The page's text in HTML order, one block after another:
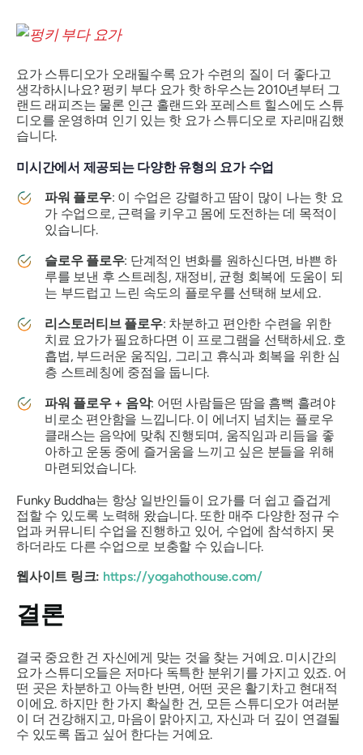
요가 스튜디오가 오래될수록 요가 수련의 질이 더 좋다고
생각하시나요? 펑키 부다 요가 핫 하우스는 2010년부터 그
랜드 래피즈는 물론 인근 홀랜드와 포레스트 힐스에도 스튜
디오를 운영하며 인기 있는 핫 요가 스튜디오로 자리매김했
습니다.
미시간에서 제공되는 다양한 유형의 요가 수업
파워 플로우: 이 수업은 강렬하고 땀이 많이 나는 핫 요
가 수업으로, 근력을 키우고 몸에 도전하는 데 목적이
있습니다.
슬로우 플로우: 단계적인 변화를 원하신다면, 바쁜 하
루를 보낸 후 스트레칭, 재정비, 균형 회복에 도움이 되
는 부드럽고 느린 속도의 플로우를 선택해 보세요.
리스토러티브 플로우: 차분하고 편안한 수련을 위한
치료 요가가 필요하다면 이 프로그램을 선택하세요. 호
흡법, 부드러운 움직임, 그리고 휴식과 회복을 위한 심
층 스트레칭에 중점을 둡니다.
파워 플로우 + 음악: 어떤 사람들은 땀을 흠뻑 흘려야
비로소 편안함을 느낍니다. 이 에너지 넘치는 플로우
클래스는 음악에 맞춰 진행되며, 움직임과 리듬을 좋
아하고 운동 중에 즐거움을 느끼고 싶은 분들을 위해
마련되었습니다.
Funky Buddha는 항상 일반인들이 요가를 더 쉽고 즐겁게
접할 수 있도록 노력해 왔습니다. 또한 매주 다양한 정규 수
업과 커뮤니티 수업을 진행하고 있어, 수업에 참석하지 못
하더라도 다른 수업으로 보충할 수 있습니다.
웹사이트 링크: https://yogahothouse.com/
결론
결국 중요한 건 자신에게 맞는 것을 찾는 거예요. 미시간의
요가 스튜디오들은 저마다 독특한 분위기를 가지고 있죠. 어
떤 곳은 차분하고 아늑한 반면, 어떤 곳은 활기차고 현대적
이에요. 하지만 한 가지 확실한 건, 모든 스튜디오가 여러분
이 더 건강해지고, 마음이 맑아지고, 자신과 더 깊이 연결될
수 있도록 돕고 싶어 한다는 거예요.